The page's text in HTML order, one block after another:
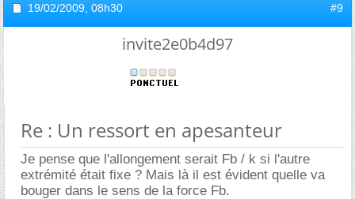
19/02/2009, 08h30 #9
invite2e0b4d97
Re : Un ressort en apesanteur
Je pense que l'allongement serait Fb / k si l'autre
extrémité était fixe ? Mais là il est évident quelle va
bouger dans le sens de la force Fb.